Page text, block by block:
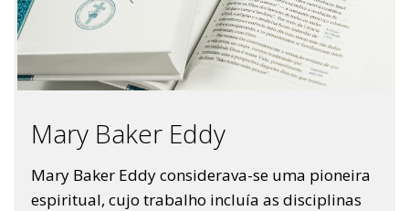
Mary Baker Eddy
Mary Baker Eddy considerava-se uma pioneira
espiritual, cujo trabalho incluía as disciplinas